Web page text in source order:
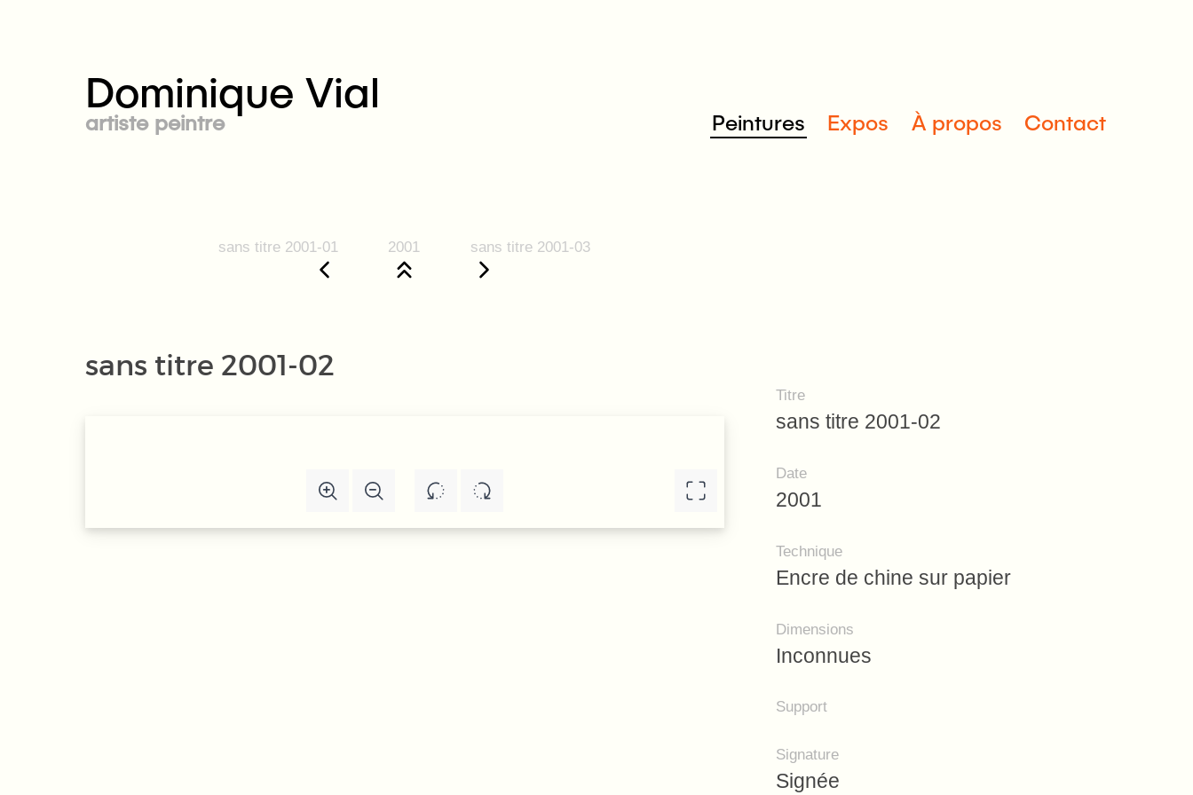
Dominique Vial
artiste peintre Peintures Expos À propos Contact
sans titre 2001-01 2001 sans titre 2001-03
sans titre 2001-02
Titre
sans titre 2001-02
Date
2001
Technique
Encre de chine sur papier
Dimensions
Inconnues
Support
Signature
Signée